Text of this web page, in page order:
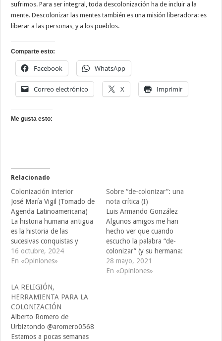
sufrimos. Para ser integral, toda descolonización ha de incluir a la
mente. Descolonizar las mentes también es una misión liberadora: es
liberar a las personas, y a los pueblos.
Comparte esto:
Facebook WhatsApp
Correo electrónico X Imprimir
Me gusta esto:
Relacionado
Colonización interior
José María Vigil (Tomado de
Agenda Latinoamericana)
La historia humana antigua
es la historia de las
sucesivas conquistas y
colonizaciones de unos
pueblos contra otros, tanto
económico, como cultural o
tecnológico. Pero un
pueblo es difícil de
mantener sometido. La
dominación siempre suscita
resistencia y rebeldía,…
16 octubre, 2024
En «Opiniones»
Sobre “de-colonizar”: una
nota crítica (I)
Luis Armando González
Algunos amigos me han
hecho ver que cuando
escucho la palabra “de-
colonizar” (y su hermana:
“de-colonización”) hago un
gesto de desagrado que
28 mayo, 2021
En «Opiniones»
LA RELIGIÓN,
HERRAMIENTA PARA LA
COLONIZACIÓN
Alberto Romero de
Urbiztondo @aromero0568
Estamos a pocas semanas